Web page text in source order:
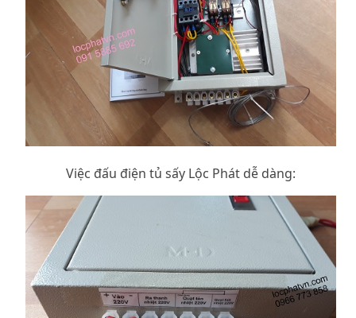
Việc đấu điện tủ sấy Lộc Phát dễ dàng: